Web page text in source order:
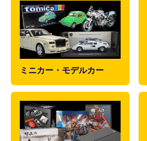
ミニカー・モデルカー